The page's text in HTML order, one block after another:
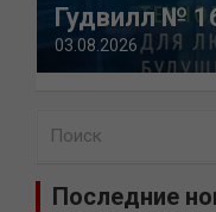
Гудвилл №
03.08.2026
Последние